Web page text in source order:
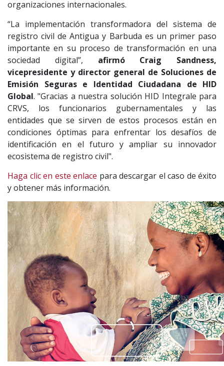
organizaciones internacionales.
“La implementación transformadora del sistema de
registro civil de Antigua y Barbuda es un primer paso
importante en su proceso de transformación en una
sociedad digital”, afirmó
Craig Sandness,
vicepresidente y director general de Soluciones de
Emisión Seguras e Identidad Ciudadana de HID
Global. "Gracias a nuestra solución HID Integrale para
CRVS, los funcionarios gubernamentales y las
entidades que se sirven de estos procesos están en
condiciones óptimas para enfrentar los desafíos de
identificación en el futuro y ampliar su innovador
ecosistema de registro civil".
Haga clic en este enlace para descargar el caso de éxito
y obtener más información.